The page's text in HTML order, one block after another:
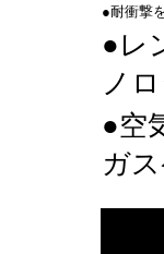
●耐衝撃
●レ
ノ
●空
ガ